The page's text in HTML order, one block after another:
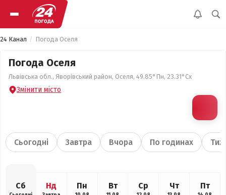
24 Канал Погода Оселя
Погода Оселя
Львівська обл., Яворівський район, Оселя, 49.85°Пн, 23.31°Сх
Змінити місто
Сьогодні Завтра Вчора По годинах
Сб Нд Пн Вт Ср Чт Пт